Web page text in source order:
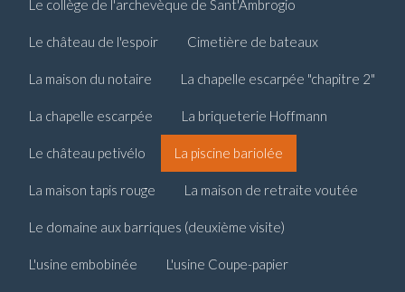
Le collège de l'archevèque de Sant'Ambrogio
Le château de l'espoir Cimetière de bateaux
La maison du notaire La chapelle escarpée "chapitre 2"
La chapelle escarpée La briqueterie Hoffmann
Le château petivélo La piscine bariolée
La maison tapis rouge La maison de retraite voutée
Le domaine aux barriques (deuxième visite)
L'usine embobinée L'usine Coupe-papier